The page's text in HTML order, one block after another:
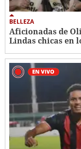
BELLEZA
Aficionadas de
Lindas chicas en